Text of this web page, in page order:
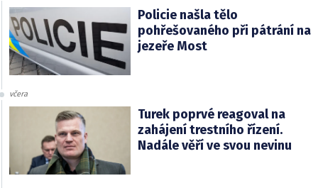
Policie našla tělo
pohřešovaného při pátrání na
jezeře Most
včera
Turek poprvé reagoval na
zahájení trestního řízení.
Nadále věří ve svou nevinu